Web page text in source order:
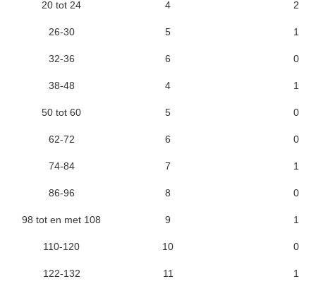
20 tot 24 4 2
26-30 5 1
32-36 6 0
38-48 4 1
50 tot 60 5 0
62-72 6 0
74-84 7 1
86-96 8 0
98 tot en met 108 9 1
110-120 10 0
122-132 11 1